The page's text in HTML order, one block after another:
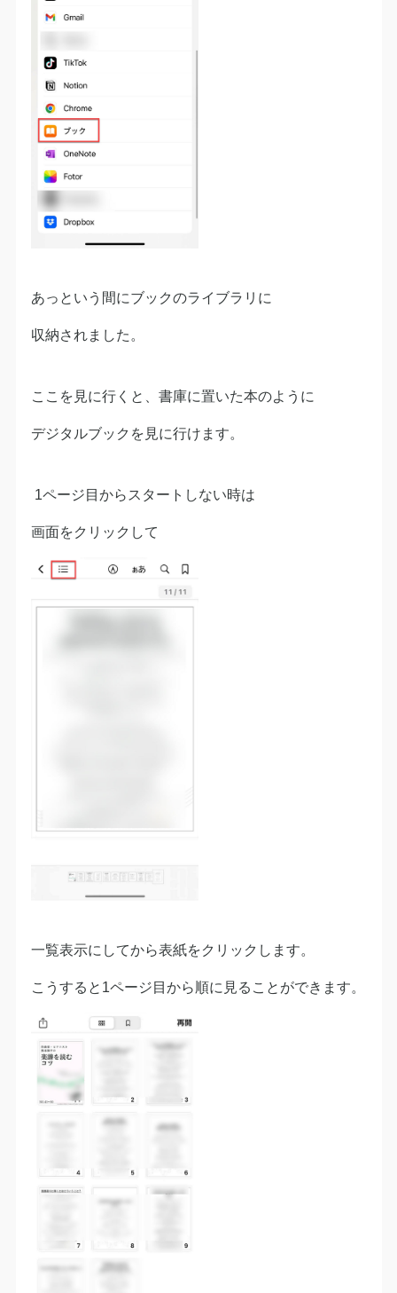
あっという間にブックのライブラリに
収納されました。
ここを見に行くと、書庫に置いた本のように
デジタルブックを見に行けます。
1ページ目からスタートしない時は
画面をクリックして
一覧表示にしてから表紙をクリックします。
こうすると1ページ目から順に見ることができます。